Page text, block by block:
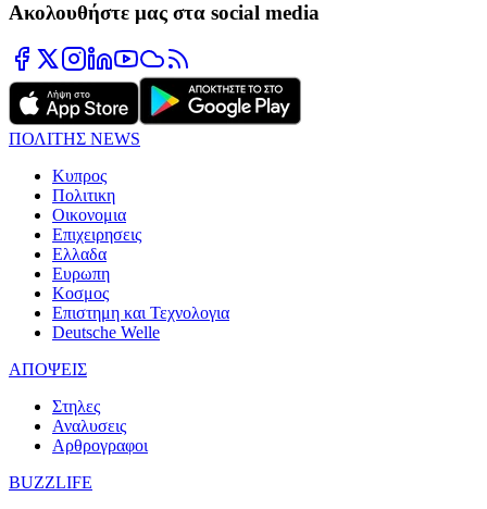
Ακολουθήστε μας στα social media
ΠΟΛΙΤΗΣ NEWS
Κυπρος
Πολιτικη
Οικονομια
Επιχειρησεις
Ελλαδα
Ευρωπη
Κοσμος
Επιστημη και Τεχνολογια
Deutsche Welle
ΑΠΟΨΕΙΣ
Στηλες
Αναλυσεις
Αρθρογραφοι
BUZZLIFE